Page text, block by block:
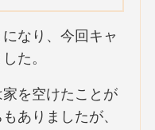
なり、今回キャ
た。
を空けたことが
ありましたが、